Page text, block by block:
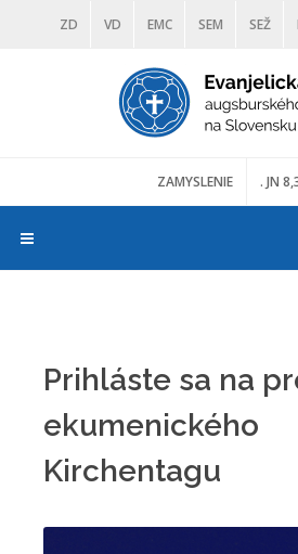
ZD VD EMC SEM SEŽ
DIAKONIA ŠKOLY
ZAMYSLENIE . JN
Prihláste sa na
ekumenického
Kirchentagu